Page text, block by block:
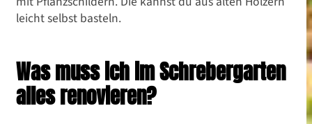
leicht selbst basteln.
Was muss ich im Schrebergarten
alles renovieren?